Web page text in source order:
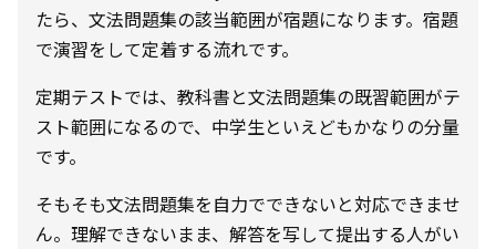
たら、文法問題集の該当範囲が宿題になります。宿題
で演習をして定着する流れです。
定期テストでは、教科書と文法問題集の既習範囲がテ
スト範囲になるので、中学生といえどもかなりの分量
です。
そもそも文法問題集を自力でできないと対応できませ
ん。理解できないまま、解答を写して提出する人がい